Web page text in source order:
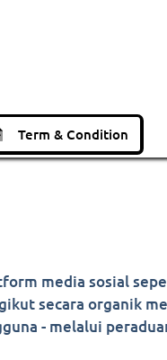
Term & Condition
media sosial
secara organik
- melalui